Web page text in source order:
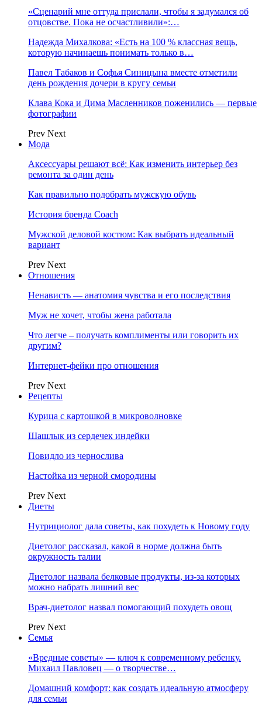
«Сценарий мне оттуда прислали, чтобы я задумался об
отцовстве. Пока не осчастливили»:…
Надежда Михалкова: «Есть на 100 % классная вещь,
которую начинаешь понимать только в…
Павел Табаков и Софья Синицына вместе отметили
день рождения дочери в кругу семьи
Клава Кока и Дима Масленников поженились — первые
фотографии
Prev Next
Мода
Аксессуары решают всё: Как изменить интерьер без
ремонта за один день
Как правильно подобрать мужскую обувь
История бренда Coach
Мужской деловой костюм: Как выбрать идеальный
вариант
Prev Next
Отношения
Ненависть — анатомия чувства и его последствия
Муж не хочет, чтобы жена работала
Что легче – получать комплименты или говорить их
другим?
Интернет-фейки про отношения
Prev Next
Рецепты
Курица с картошкой в микроволновке
Шашлык из сердечек индейки
Повидло из чернослива
Настойка из черной смородины
Prev Next
Диеты
Нутрициолог дала советы, как похудеть к Новому году
Диетолог рассказал, какой в норме должна быть
окружность талии
Диетолог назвала белковые продукты, из-за которых
можно набрать лишний вес
Врач-диетолог назвал помогающий похудеть овощ
Prev Next
Семья
«Вредные советы» — ключ к современному ребенку.
Михаил Павловец — о творчестве…
Домашний комфорт: как создать идеальную атмосферу
для семьи